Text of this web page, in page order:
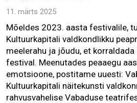
11. märts 2025
Mõeldes 2023. aasta festivalile,
Kultuurkapitali valdkondlikku
meelerahu ja jõudu, et
festival. Meenutades peaaegu
emotsioone, postitame uuesti:
Kultuurkapitali näitekunsti
rahvusvahelise Vabaduse